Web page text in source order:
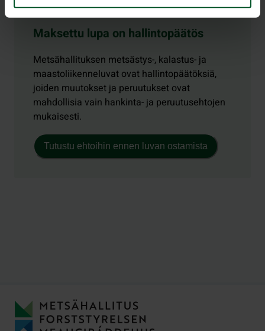
Maksettu lupa on hallintopäätös
Metsähallituksen metsästys-, kalastus- ja
maastoliikenneluvat ovat hallintopäätöksiä,
joiden muutokset ja peruutukset ovat
mahdollisia vain hankinta- ja peruutusehtojen
mukaisesti.
Tutustu ehtoihin ennen luvan ostamista